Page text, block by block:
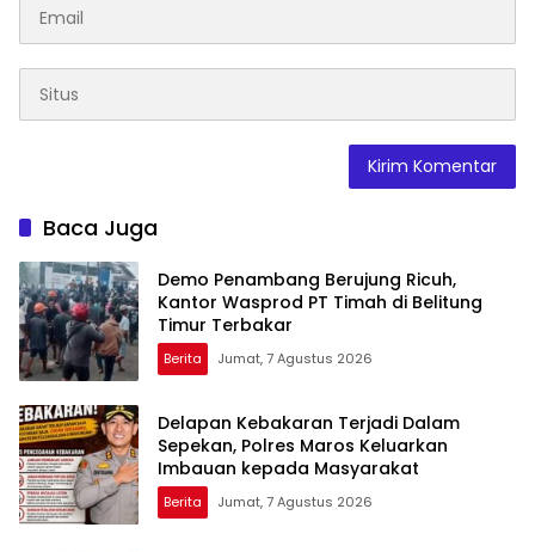
Baca Juga
Demo Penambang Berujung Ricuh,
Kantor Wasprod PT Timah di Belitung
Timur Terbakar
Berita Jumat, 7 Agustus 2026
Delapan Kebakaran Terjadi Dalam
Sepekan, Polres Maros Keluarkan
Imbauan kepada Masyarakat
Berita Jumat, 7 Agustus 2026